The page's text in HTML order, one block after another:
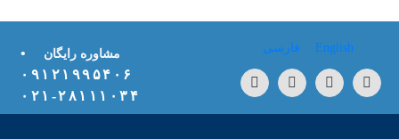
English فارسی مشاوره رایگان
•
۰۹۱۲۱۹۹۵۴۰۶
۲۸۱۱۱۰۳۴-۰۲۱